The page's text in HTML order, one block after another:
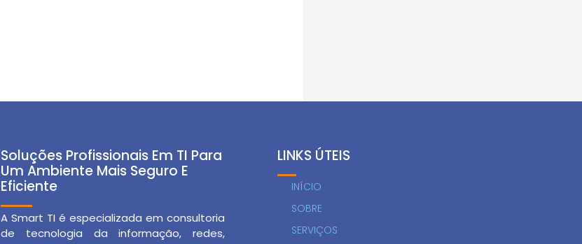
Soluções Profissionais Em TI Para
Um Ambiente Mais Seguro E
Eficiente
A Smart TI é especializada em consultoria
de tecnologia da informação, redes,
LINKS ÚTEIS
INÍCIO
SOBRE
SERVIÇOS